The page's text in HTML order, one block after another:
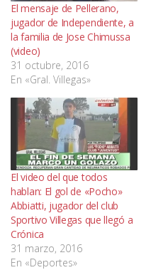
El mensaje de Pellerano,
jugador de Independiente, a
la familia de Jose Chimussa
(video)
31 octubre, 2016
En «Gral. Villegas»
El video del que todos
hablan: El gol de «Pocho»
Abbiatti, jugador del club
Sportivo Villegas que llegó a
Crónica
31 marzo, 2016
En «Deportes»